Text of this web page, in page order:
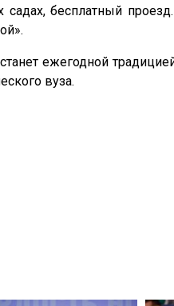
садах, бесплатный
ежегодной
вуза.